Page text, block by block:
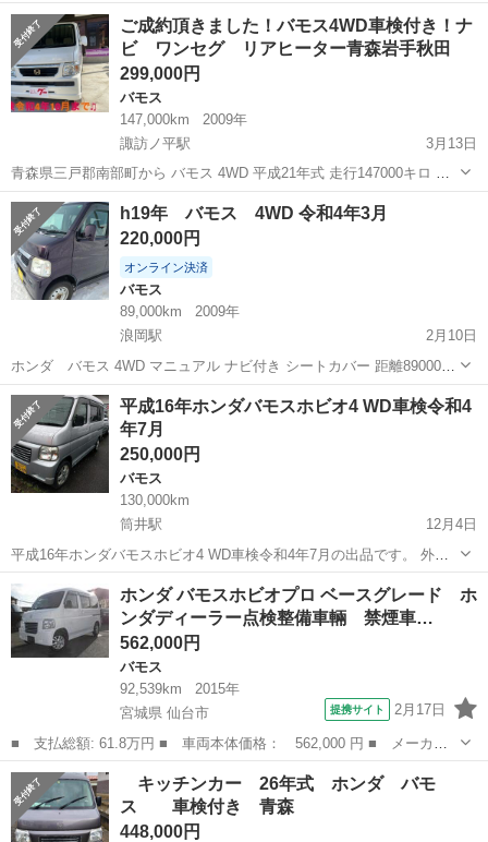
名： ホンダ ■ 車種名： バモス ■ グレード名： Ｇ ６６０
Ｇ ４ＷＤ／走行３１０００ｋｍ／キーレス／リアヒータ／中古ＳＴ
＆ホイール４本...
福島 郡山市 バモス
ご成約頂きました！バモス4WD車検付き！ナ
ビ ワンセグ リアヒーター青森岩手秋田
299,000円
バモス
147,000km
2009年
諏訪ノ平駅
3月13日
青森県三戸郡南部町から バモス 4WD 平成21年式 走行147000キロ 車
検令和4年10月まで
青森 三戸郡 諏訪ノ平駅 バモス 4WD
h19年 バモス 4WD 令和4年3月
220,000円
オンライン決済
バモス
89,000km
2009年
浪岡駅
2月10日
ホンダ バモス 4WD マニュアル ナビ付き シートカバー 距離89000キ
ロ 車検付き 綺麗な方だと思ってます 傷など多少あります リサイクル
別
青森 青森市 浪岡駅 バモス
平成16年ホンダバモスホビオ4 WD車検令和4
年7月
250,000円
バモス
130,000km
筒井駅
12月4日
平成16年ホンダバモスホビオ4 WD車検令和4年7月の出品です。 外装
もサビなどなく綺麗な状態です スタッドレスタイヤ夏タイヤ付き 走行
距離13万 km マニュアル4 WD 車検令和4年7月 軽バスお探しの方いか
がですか 燃...
青森市 筒井駅 走行距離
ホンダ バモスホビオプロ ベースグレード ホ
ンダディーラー点検整備車輛 禁煙車…
562,000円
バモス
92,539km
2015年
宮城県 仙台市
提携サイト 2月17日
■ 支払総額: 61.8万円 ■ 車両本体価格： 562,000 円 ■ メーカー
名： ホンダ ■ 車種名： バモスホビオプロ ■ グレード名： ベ
ースグレード ホンダディーラー点検整備車輛 禁煙車 ４速オート
マ ４ＷＤ ...
宮城 仙台市 バモス
キッチンカー 26年式 ホンダ バモ
ス 車検付き 青森
448,000円